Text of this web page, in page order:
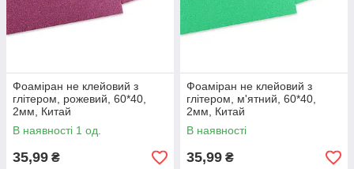
Фоаміран не клейовий з
глітером, рожевий, 60*40,
2мм, Китай
В наявності 1 од.
35,99 ₴
Фоаміран не клейовий з
глітером, м'ятний, 60*40,
2мм, Китай
В наявності
35,99 ₴